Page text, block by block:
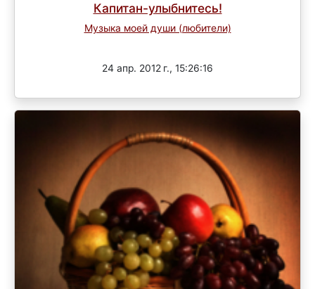
Капитан-улыбнитесь!
Музыка моей души (любители)
24 апр. 2012 г., 15:26:16